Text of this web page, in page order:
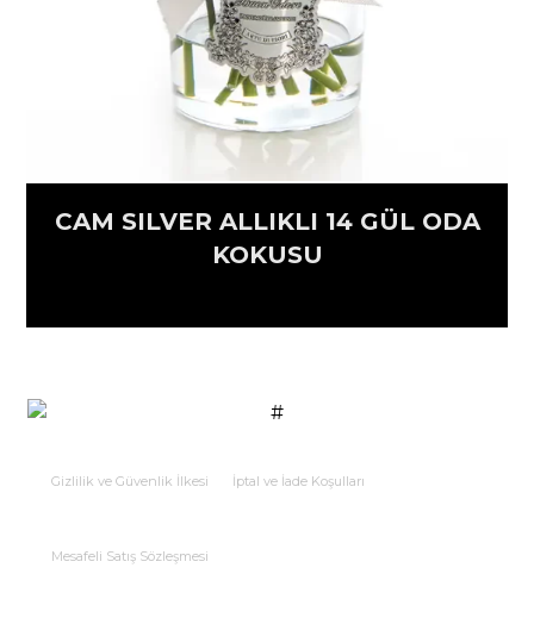
CAM SILVER ALLIKLI 14 GÜL ODA
KOKUSU
Gizlilik ve Güvenlik İlkesi İptal ve İade Koşulları
Mesafeli Satış Sözleşmesi